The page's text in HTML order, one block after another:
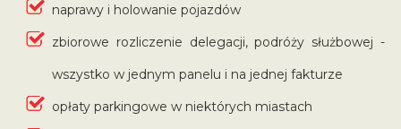
naprawy i holowanie pojazdów
zbiorowe rozliczenie delegacji, podróży służbowej -
wszystko w jednym panelu i na jednej fakturze
opłaty parkingowe w niektórych miastach